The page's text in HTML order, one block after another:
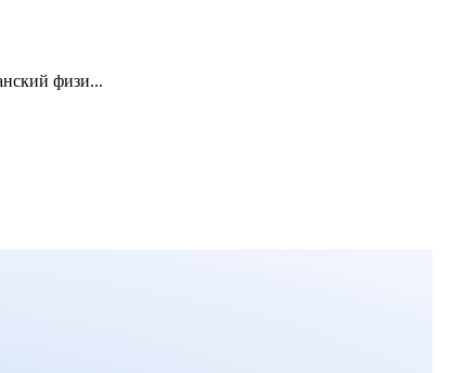
физи...